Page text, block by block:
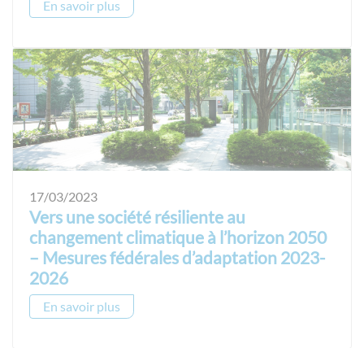
En savoir plus
17/03/2023
Vers une société résiliente au
changement climatique à l’horizon 2050
– Mesures fédérales d’adaptation 2023-
2026
En savoir plus